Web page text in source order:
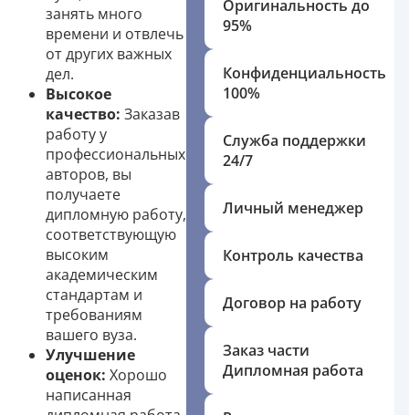
занять много
времени и отвлечь
от других важных
дел.
Высокое
качество: Заказав
работу у
профессиональных
авторов, вы
получаете
дипломную работу,
соответствующую
высоким
академическим
стандартам и
требованиям
вашего вуза.
Улучшение
оценок: Хорошо
написанная
Оригинальность до
95%
Конфиденциальность
100%
Служба поддержки
24/7
Личный менеджер
Контроль качества
Договор на работу
Заказ части
Дипломная работа